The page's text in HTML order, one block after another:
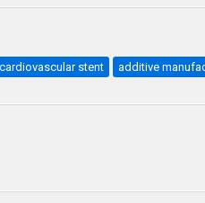
stent additive